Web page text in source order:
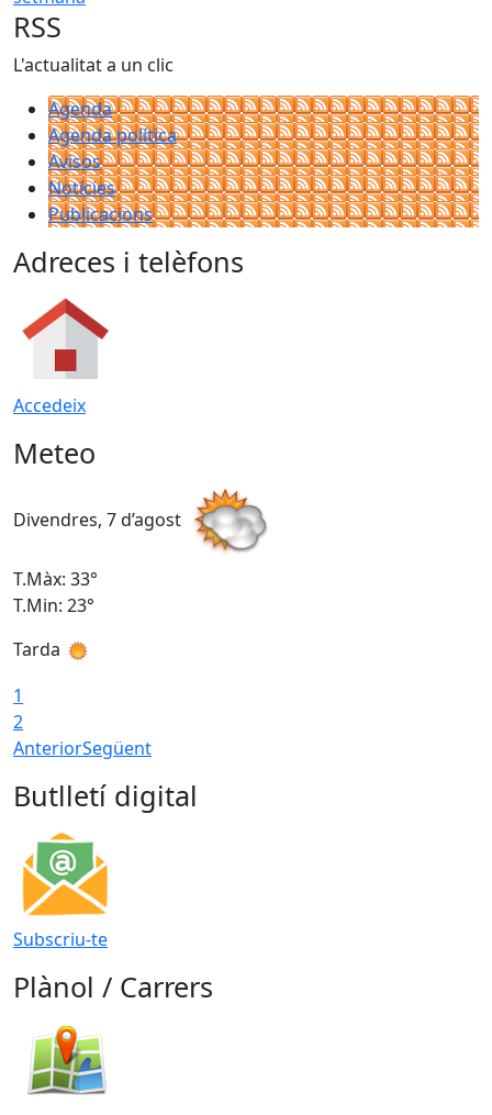
RSS
L'actualitat a un clic
Agenda
Agenda política
Avisos
Notícies
Publicacions
Adreces i telèfons
Accedeix
Meteo
Divendres, 7 d’agost
T.Màx: 33°
T.Min: 23°
Tarda
1
2
AnteriorSegüent
Butlletí digital
Subscriu-te
Plànol / Carrers